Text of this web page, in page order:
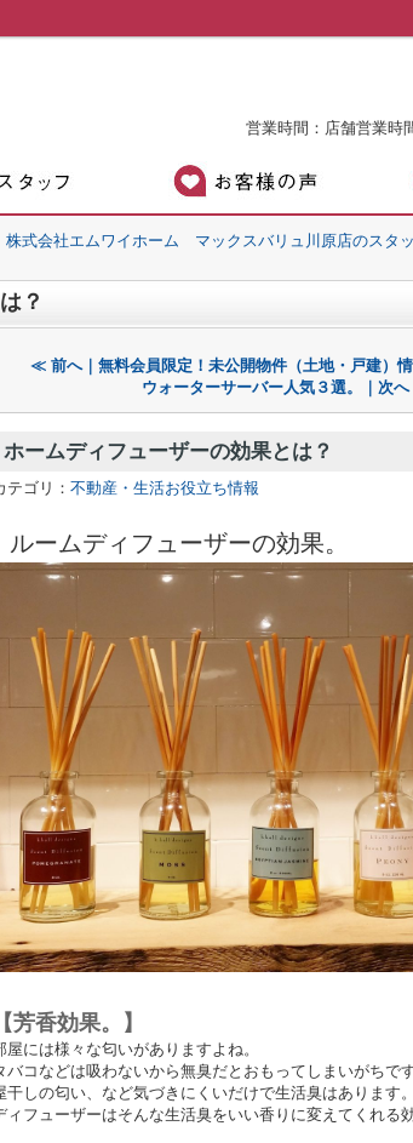
営業時間：店舗営業時
株式会社エムワイホーム マックスバリュ川原店のスタ
？
≪ 前へ｜無料会員限定！未公開物件（土地・戸建）情
ウォーターサーバー人気３選。｜次
ホームディフューザーの効果とは？
テゴリ： 不動産・生活お役立ち情報
ルームディフューザーの効果。
【芳香効果。】
屋には様々な匂いがありますよね。
バコなどは吸わないから無臭だとおもってしまいがちで
干しの匂い、など気づきにくいだけで生活臭はあります。
ィフューザーはそんな生活臭をいい香りに変えてくれる